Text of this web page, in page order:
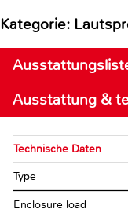
Kategorie:
Ausstattung &
Technische Daten
Type
Enclosure load